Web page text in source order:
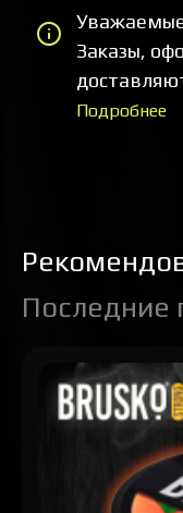
Заказы,
Подробнее
Последние